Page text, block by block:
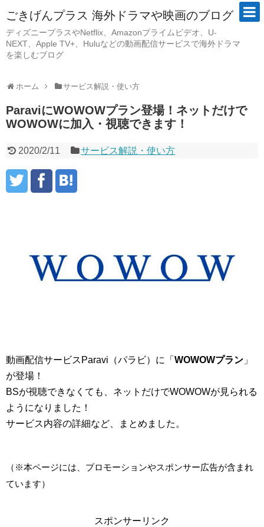
ごきげんプラス 海外ドラマや映画のブログ
ディズニープラスやNetflix、Amazonプライムビデオ、U-
NEXT、Apple TV+、Huluなどの動画配信サービスで海外ドラマ
を楽しむブログ
ホーム サービス解説・使い方
ParaviにWOWOWプラン登場！ネットだけで
WOWOWに加入・視聴できます！
2020/2/11 サービス解説・使い方
動画配信サービスParavi（パラビ）に「 WOWOWプラン 」
が登場！
BSが視聴できなくても、ネットだけでWOWOWが見られる
ようになりました！
サービス内容の詳細など、まとめました。
（※本ページには、プロモーションやスポンサー広告が含まれ
ています）
スポンサーリンク